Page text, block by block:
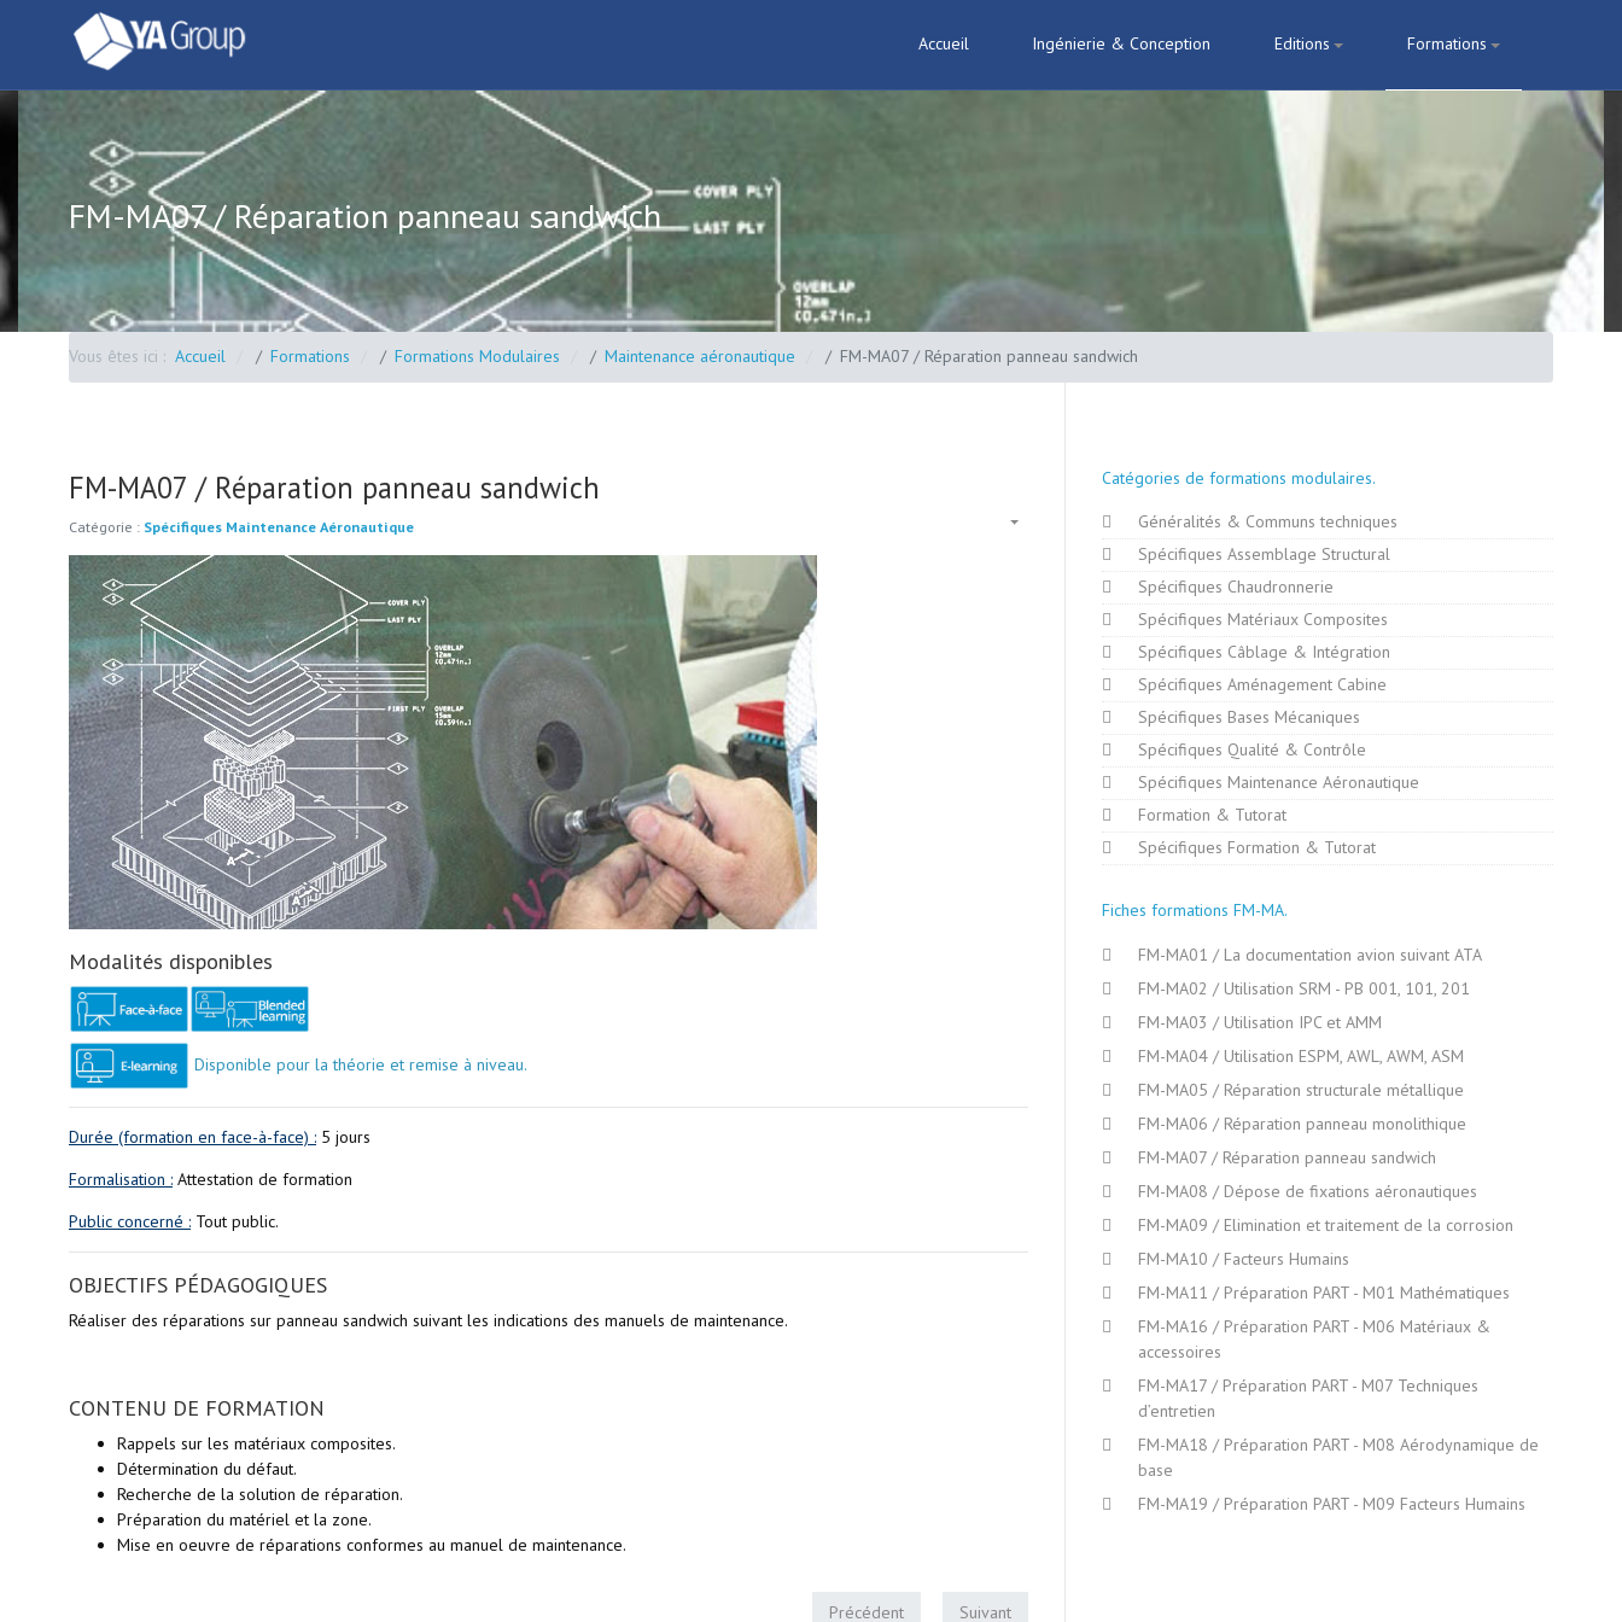
Accueil Ingénierie & Conception Editions Formations
FM-MA07 / Réparation panneau sandwich
Vous êtes ici : Accueil Formations Formations Modulaires Maintenance aéronautique FM-MA07 / Réparation panneau sandwich
FM-MA07 / Réparation panneau sandwich
Catégorie : Spécifiques Maintenance Aéronautique
Modalités disponibles
Disponible pour la théorie et remise à niveau.
Durée (formation en face-à-face) : 5 jours
Formalisation : Attestation de formation
Public concerné : Tout public.
OBJECTIFS PÉDAGOGIQUES
Réaliser des réparations sur panneau sandwich suivant les indications des manuels de maintenance.
CONTENU DE FORMATION
Rappels sur les matériaux composites.
Détermination du défaut.
Recherche de la solution de réparation.
Préparation du matériel et la zone.
Mise en oeuvre de réparations conformes au manuel de maintenance.
Précédent Suivant
Catégories de formations modulaires
Généralités & Communs techniques
Spécifiques Assemblage Structural
Spécifiques Chaudronnerie
Spécifiques Matériaux Composites
Spécifiques Câblage & Intégration
Spécifiques Aménagement Cabine
Spécifiques Bases Mécaniques
Spécifiques Qualité & Contrôle
Spécifiques Maintenance Aéronautique
Formation & Tutorat
Spécifiques Formation & Tutorat
Fiches formations FM-MA
FM-MA01 / La documentation avion suivant ATA
FM-MA02 / Utilisation SRM - PB 001, 101, 201
FM-MA03 / Utilisation IPC et AMM
FM-MA04 / Utilisation ESPM, AWL, AWM, ASM
FM-MA05 / Réparation structurale métallique
FM-MA06 / Réparation panneau monolithique
FM-MA07 / Réparation panneau sandwich
FM-MA08 / Dépose de fixations aéronautiques
FM-MA09 / Elimination et traitement de la corrosion
FM-MA10 / Facteurs Humains
FM-MA11 / Préparation PART - M01 Mathématiques
FM-MA16 / Préparation PART - M06 Matériaux &
accessoires
FM-MA17 / Préparation PART - M07 Techniques
d’entretien
FM-MA18 / Préparation PART - M08 Aérodynamique de
base
FM-MA19 / Préparation PART - M09 Facteurs Humains